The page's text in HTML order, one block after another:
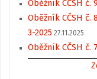
Oběžník CČSH č.
Oběžník CČSH č.
3-2025 27.11.2025
Oběžník CČSH č.